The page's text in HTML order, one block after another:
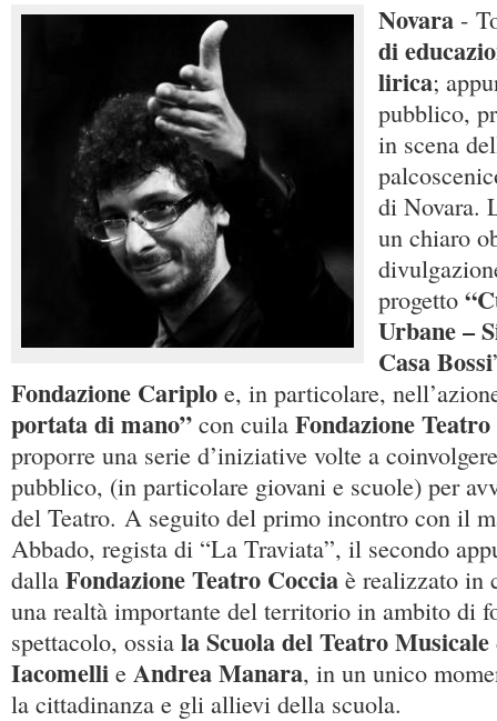
Novara -
di
lirica;
pubblico,
in scena
di Novara.
un chiaro
progetto
Urbane –
Casa Bossi
Fondazione Cariplo e, in particolare,
portata di mano” con cuila Fondazione
proporre una serie d’iniziative volte a
pubblico, (in particolare giovani e scuole) per
del Teatro. A seguito del primo incontro con il
Abbado, regista di “La Traviata”, il secondo
dalla Fondazione Teatro Coccia è realizzato in
una realtà importante del territorio in ambito di
spettacolo, ossia la Scuola del Teatro Musicale
Iacomelli e Andrea Manara, in un unico
la cittadinanza e gli allievi della scuola.